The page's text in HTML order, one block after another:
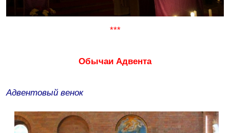
***
Обычаи Адвента
Адвентовый венок